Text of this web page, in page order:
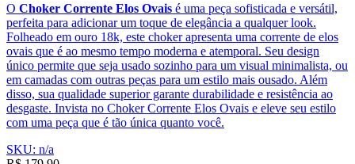
O Choker Corrente Elos Ovais é uma peça sofisticada e versátil,
perfeita para adicionar um toque de elegância a qualquer look.
Folheado em ouro 18k, este choker apresenta uma corrente de elos
ovais que é ao mesmo tempo moderna e atemporal. Seu design
único permite que seja usado sozinho para um visual minimalista, ou
em camadas com outras peças para um estilo mais ousado. Além
disso, sua qualidade superior garante durabilidade e resistência ao
desgaste. Invista no Choker Corrente Elos Ovais e eleve seu estilo
com uma peça que é tão única quanto você.
SKU: n/a